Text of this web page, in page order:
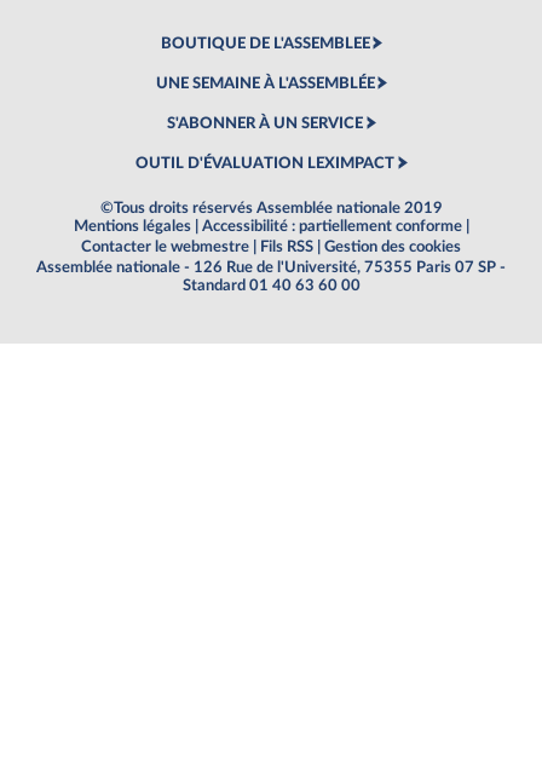
BOUTIQUE DE L'ASSEMBLEE
UNE SEMAINE À L'ASSEMBLÉE
S'ABONNER À UN SERVICE
OUTIL D'ÉVALUATION LEXIMPACT
©Tous droits réservés Assemblée nationale 2019
Mentions légales
Accessibilité : partiellement conforme
Contacter le webmestre
Fils RSS
Gestion des cookies
Assemblée nationale - 126 Rue de l'Université, 75355 Paris 07 SP -
Standard 01 40 63 60 00